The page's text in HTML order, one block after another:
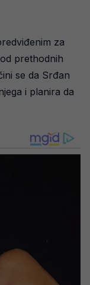
za
prethodnih
se da Srđan
i planira da